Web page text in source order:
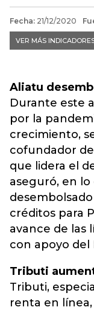
Aliatu
Durante este
por la
crecimiento,
cofundador
que lidera el
aseguró, en
créditos para
avance de las
con apoyo del
Tributi
Tributi,
renta en